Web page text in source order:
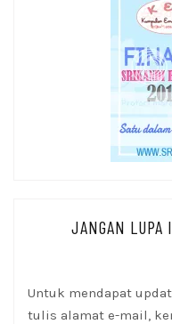
JANGAN
Untuk mendapat
tulis alamat e-mail,